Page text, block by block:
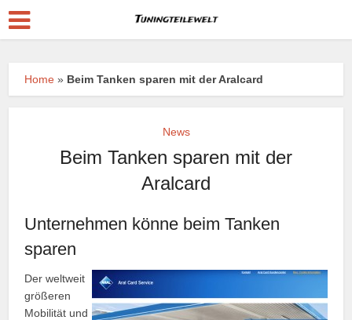
Home » Beim Tanken sparen mit der Aralcard
News
Beim Tanken sparen mit der
Aralcard
Unternehmen könne beim Tanken
sparen
Der weltweit
größeren
Mobilität und